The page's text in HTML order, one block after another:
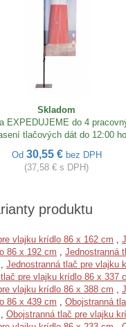
Skladom
EXPEDUJEME do 4
tlačových dát do 12:00
Od 30,55 € bez DPH
(37,58 € s DPH)
produktu
vlajku krídlo 86 x 162 cm
86 x 192 cm
Jednostranná
Jednostranná tlač pre vlajku
pre vlajku krídlo 86 x 337
vlajku krídlo 86 x 388 cm
86 x 439 cm
Obojstranná
Obojstranná tlač pre vlajku